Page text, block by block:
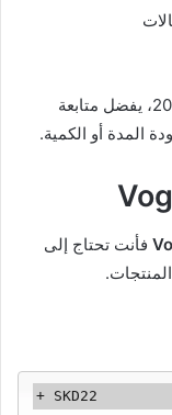
للحصول على أفضل استفادة من كوبونات 2026، يفضل متابعة
المدة أو الكمية.
فأنت تحتاج إلى